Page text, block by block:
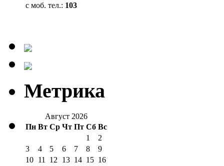
с моб. тел.: 103
Метрика
Август 2026
Пн Вт Ср Чт Пт Сб Вс
1
2
3
4 5 6 7 8
9
10 11 12 13 14 15 16